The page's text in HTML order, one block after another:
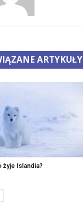
ARTYKUŁY
żyje Islandia?